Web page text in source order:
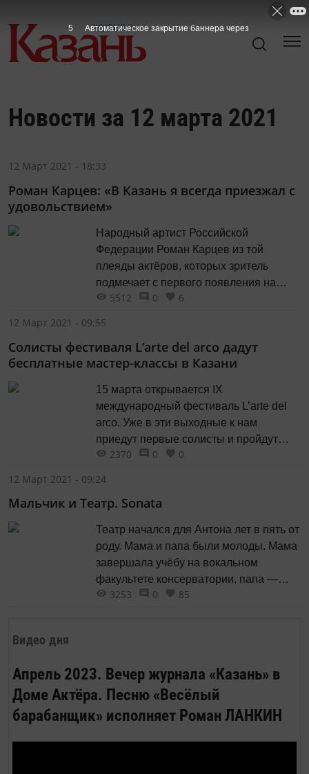
Видео дня
Апрель 2023. Вечер журнала «Казань» в
Доме Актёра. Песню «Весёлый
барабанщик» исполняет Роман ЛАНКИН
Новости за 12 марта 2021
12 Март 2021 - 18:33
Роман Карцев: «В Казань я всегда приезжал с
удовольствием»
Народный артист Российской
Федерации Роман Карцев из той
плеяды актёров, которых зритель
подмечает с первого появления на
экране, с первой фразы. И этот образ
хозяйски шествующего в новой для
него реальности и «хозяйски»
5512 0
6
12 Март 2021 - 09:55
Солисты фестиваля L’arte del arco дадут
бесплатные мастер-классы в Казани
15 марта открывается IX
международный фестиваль L’arte del
arco. Уже в эти выходные к нам
приедут первые солисты и пройдут
совместные репетиции.
2370 0
0
12 Март 2021 - 09:24
Мальчик и Театр. Sonata
Театр начался для Антона лет в пять от
роду. Мама и папа были молоды. Мама
завершала учёбу на вокальном
факультете консерватории, папа —
в аспирантуре авиационного
клубов. У папы (а он в совершенстве
владел искусством игры на
фортепиано) — в джазовых оркестрах,
сеансами...
3253 0 85
4 Автоматическое закрытие баннера через